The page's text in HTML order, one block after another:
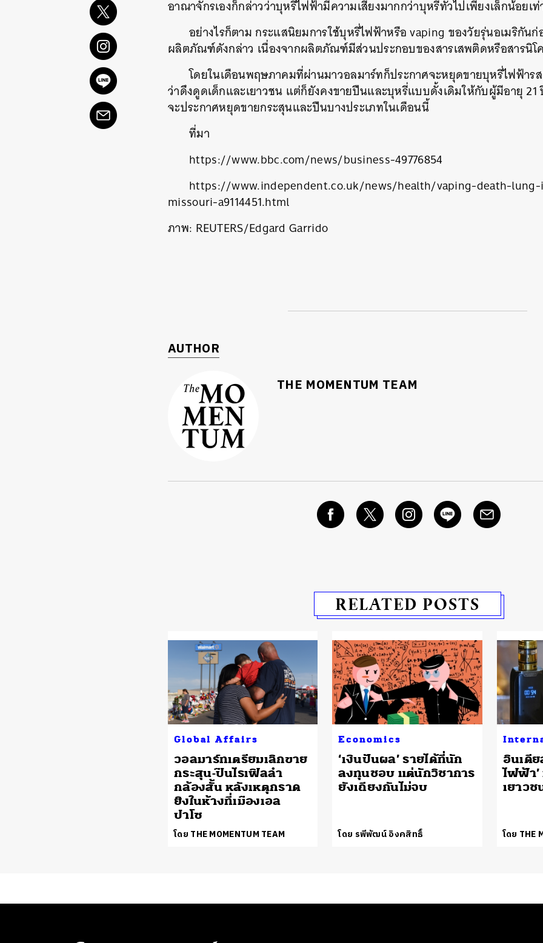
อาณาจักรเองก็กล่าวว่าบุหรี่ไฟฟ้ามีความเสี่ยงมากกว่าบุหรี่ทั่วไปเพียงเล็กน้อยเ
อย่างไรก็ตาม กระแสนิยมการใช้บุหรี่ไฟฟ้าหรือ vaping ของวัยรุ่นอเมริกัน
ผลิตภัณฑ์ดังกล่าว เนื่องจากผลิตภัณฑ์มีส่วนประกอบของสารเสพติดหรือสารนิโ
โดยในเดือนพฤษภาคมที่ผ่านมาวอลมาร์ทก็ประกาศจะหยุดขายบุหรี่ไฟฟ้าร
ว่าดึงดูดเด็กและเยาวชน แต่ก็ยังคงขายปืนและบุหรี่แบบดั้งเดิมให้กับผู้มีอายุ
จะประกาศหยุดขายกระสุนและปืนบางประเภทในเดือนนี้
ที่มา
https://www.bbc.com/news/business-49776854
https://www.independent.co.uk/news/health/vaping-death-
missouri-a9114451.html
ภาพ: REUTERS/Edgard Garrido
AUTHOR
THE MOMENTUM TEAM
RELATED POSTS
Global Affairs
วอลมาร์ทเตรียมเลิกขาย
กระสุน-ปืนไรเฟิลลำ
กล้องสั้น หลังเหตุกราด
ยิงในห้างที่เมืองเอล
ปาโซ
โดย THE MOMENTUM TEAM
Economics
‘เงินปันผล’ รายได้ที่นัก
ลงทุนชอบ แต่นักวิชาการ
ยังเถียงกันไม่จบ
โดย รพีพัฒน์ อิงคสิทธิ์
อินเดี
ไฟฟ้า’
เยาวช
โดย THE